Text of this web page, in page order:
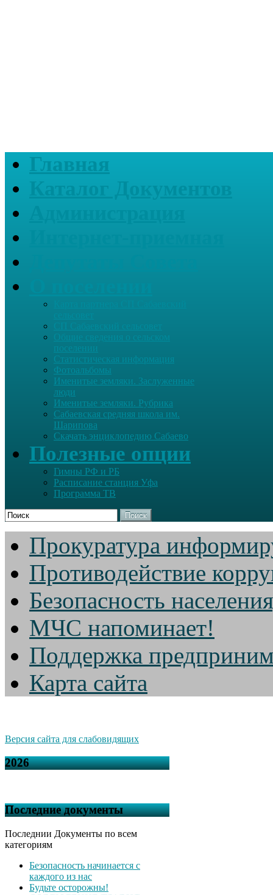
Главная
Общие сведения о сельском
поселении
Статистическая информация
Фотоальбомы
Именитые земляки. Заслуженные
люди
Именитые земляки. Рубрика
Сабаевская средняя школа им.
Шарипова
Скачать энциклопедию Сабаево
Полезные опции
Гимны РФ и РБ
Расписание станция Уфа
Программа ТВ
Поиск
Прокуратура
Противодействие
Безопасность
МЧС напоминает!
Поддержка
Карта сайта
Версия сайта для слабовидящих
2026
Последние документы
Последнии Документы по всем
категориям
Безопасность начинается с
каждого из нас
Будьте осторожны!